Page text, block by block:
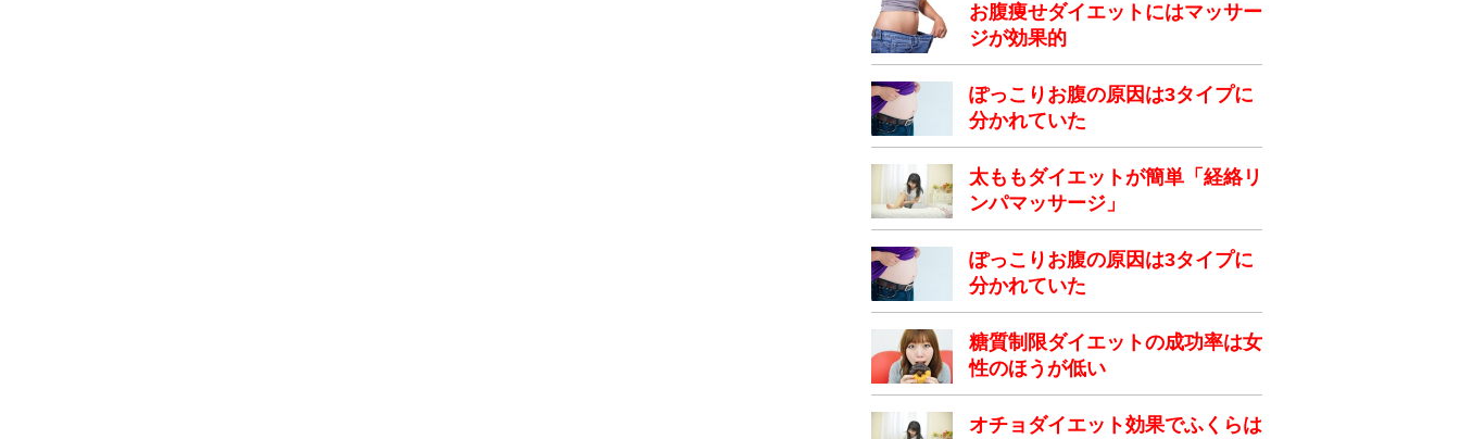
お腹痩せダイエットにはマッサー
ジが効果的
ぽっこりお腹の原因は3タイプに
分かれていた
太ももダイエットが簡単「経絡リ
ンパマッサージ」
ぽっこりお腹の原因は3タイプに
分かれていた
糖質制限ダイエットの成功率は女
性のほうが低い
オチョダイエット効果でふくらは